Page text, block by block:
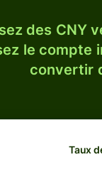
des CNY
le compte
convertir
Taux